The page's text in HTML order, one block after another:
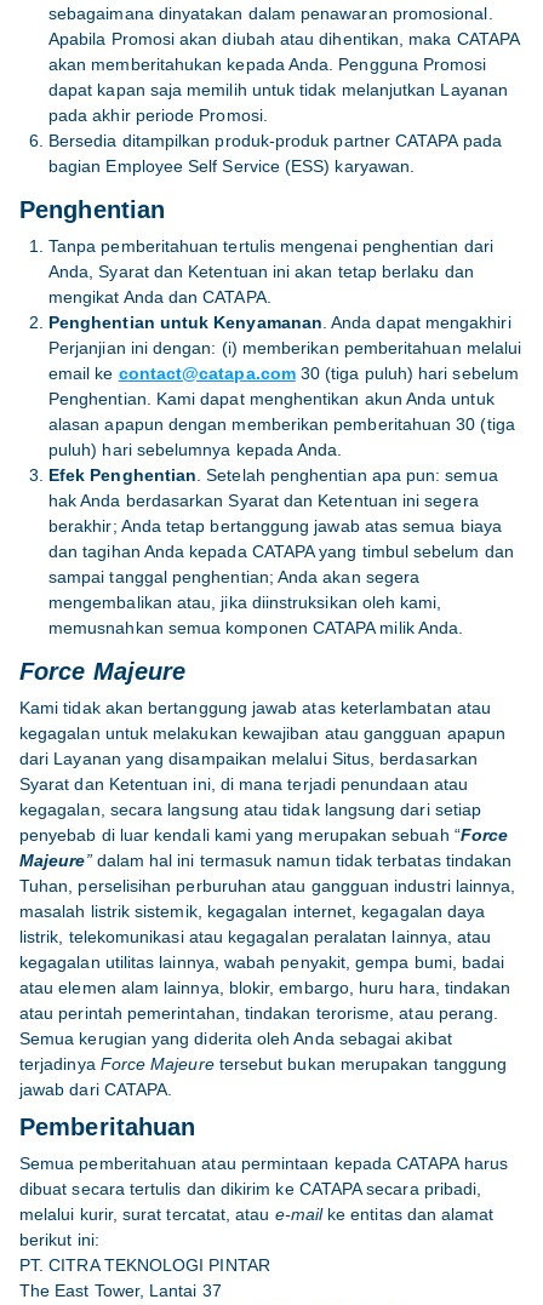
sebagaimana dinyatakan dalam penawaran promosional.
Apabila Promosi akan diubah atau dihentikan, maka CATAPA
akan memberitahukan kepada Anda. Pengguna Promosi
dapat kapan saja memilih untuk tidak melanjutkan Layanan
pada akhir periode Promosi.
Bersedia ditampilkan produk-produk partner CATAPA pada
bagian Employee Self Service (ESS) karyawan.
Penghentian
Tanpa pemberitahuan tertulis mengenai penghentian dari
Anda, Syarat dan Ketentuan ini akan tetap berlaku dan
mengikat Anda dan CATAPA.
Penghentian untuk Kenyamanan . Anda dapat mengakhiri
Perjanjian ini dengan: (i) memberikan pemberitahuan melalui
email ke contact@catapa.com30 (tiga puluh) hari sebelum
Penghentian. Kami dapat menghentikan akun Anda untuk
alasan apapun dengan memberikan pemberitahuan 30 (tiga
puluh) hari sebelumnya kepada Anda.
Efek Penghentian . Setelah penghentian apa pun: semua
hak Anda berdasarkan Syarat dan Ketentuan ini segera
berakhir; Anda tetap bertanggung jawab atas semua biaya
dan tagihan Anda kepada CATAPA yang timbul sebelum dan
sampai tanggal penghentian; Anda akan segera
mengembalikan atau, jika diinstruksikan oleh kami,
memusnahkan semua komponen CATAPA milik Anda.
Force Majeure
Kami tidak akan bertanggung jawab atas keterlambatan atau
kegagalan untuk melakukan kewajiban atau gangguan apapun
dari Layanan yang disampaikan melalui Situs, berdasarkan
Syarat dan Ketentuan ini, di mana terjadi penundaan atau
kegagalan, secara langsung atau tidak langsung dari setiap
penyebab di luar kendali kami yang merupakan sebuah “Force
Majeure”dalam hal ini termasuk namun tidak terbatas tindakan
Tuhan, perselisihan perburuhan atau gangguan industri lainnya,
masalah listrik sistemik, kegagalan internet, kegagalan daya
listrik, telekomunikasi atau kegagalan peralatan lainnya, atau
kegagalan utilitas lainnya, wabah penyakit, gempa bumi, badai
atau elemen alam lainnya, blokir, embargo, huru hara, tindakan
atau perintah pemerintahan, tindakan terorisme, atau perang.
Semua kerugian yang diderita oleh Anda sebagai akibat
terjadinya Force Majeuretersebut bukan merupakan tanggung
jawab dari CATAPA.
Pemberitahuan
Semua pemberitahuan atau permintaan kepada CATAPA harus
dibuat secara tertulis dan dikirim ke CATAPA secara pribadi,
melalui kurir, surat tercatat, atau e-mailke entitas dan alamat
berikut ini:
PT. CITRA TEKNOLOGI PINTAR
The East Tower, Lantai 37